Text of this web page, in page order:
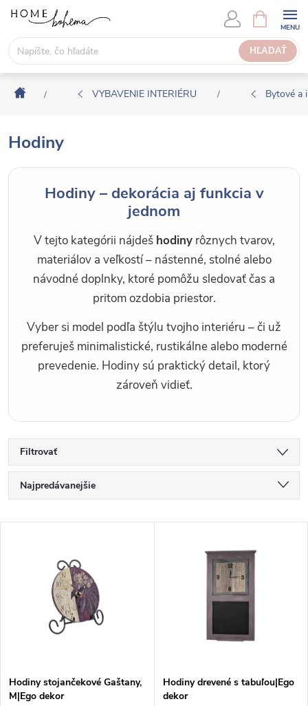
s
HĽADAŤ
Á
K
U
P
N
Í
Domov
/ VYBAVENIE INTERIÉRU / Bytové a
Hodiny
Hodiny – dekorácia aj funkcia v
jednom
V tejto kategórii nájdeš hodinyrôznych tvarov,
materiálov a veľkostí – nástenné, stolné alebo
návodné doplnky, ktoré pomôžu sledovať čas a
pritom ozdobia priestor.
Vyber si model podľa štýlu tvojho interiéru – či už
preferuješ minimalistické, rustikálne alebo moderné
prevedenie. Hodiny sú praktický detail, ktorý
zároveň vidieť.
Filtrovať
a
d
u
Najpredávanejšie
Abecedne
V
d
u
Hodiny stojančekové Gaštany,
M|Ego dekor
Hodiny drevené s tabuľou|Ego
dekor